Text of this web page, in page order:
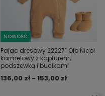
NOWOŚĆ
Pajac dresowy 222271 Olo Nicol
karmelowy z kapturem,
podszewką i bucikami
136,00 zł - 153,00 zł